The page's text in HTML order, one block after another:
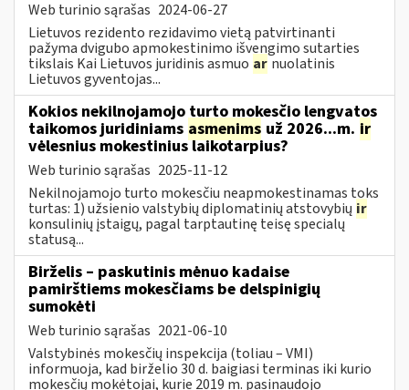
Web turinio sąrašas 2024-06-27
Lietuvos rezidento rezidavimo vietą patvirtinanti
pažyma dvigubo apmokestinimo išvengimo sutarties
tikslais Kai Lietuvos juridinis asmuo ar nuolatinis
Lietuvos gyventojas...
Kokios nekilnojamojo turto mokesčio lengvatos
taikomos juridiniams asmenims už 2026...m. ir
vėlesnius mokestinius laikotarpius?
Web turinio sąrašas 2025-11-12
Nekilnojamojo turto mokesčiu neapmokestinamas toks
turtas: 1) užsienio valstybių diplomatinių atstovybių ir
konsulinių įstaigų, pagal tarptautinę teisę specialų
statusą...
Birželis – paskutinis mėnuo kadaise
pamirštiems mokesčiams be delspinigių
sumokėti
Web turinio sąrašas 2021-06-10
Valstybinės mokesčių inspekcija (toliau – VMI)
informuoja, kad birželio 30 d. baigiasi terminas iki kurio
mokesčių mokėtojai, kurie 2019 m. pasinaudojo